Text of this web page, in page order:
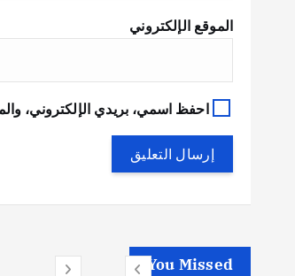
الموقع الإلكتروني
احفظ اسمي، بريدي الإلكتروني،
You Missed